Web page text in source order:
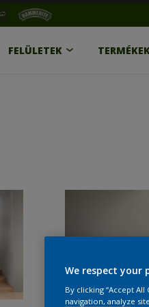
FELÜLETEK
We respect your
By clicking “Accept
navigation, analyze